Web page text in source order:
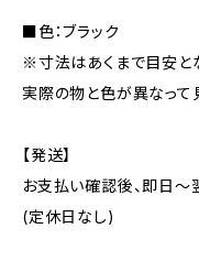
■色：ブラック
※寸法はあくまで目安と
実際の物と色が異なって
【発送】
お支払い確認後、即日〜
(定休日なし)